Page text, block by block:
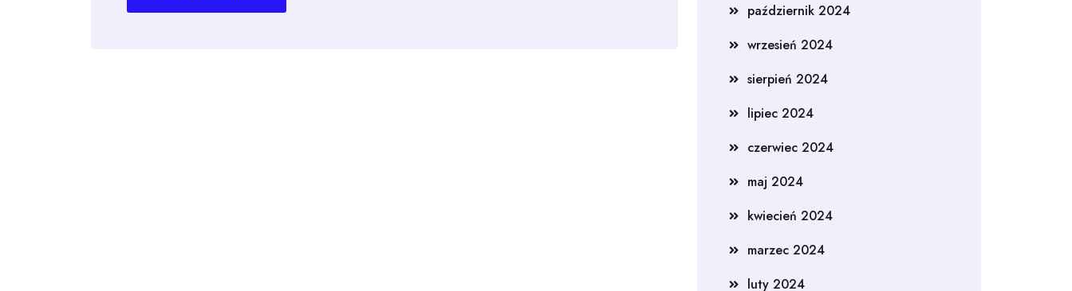
październik 2024
wrzesień 2024
sierpień 2024
lipiec 2024
czerwiec 2024
maj 2024
kwiecień 2024
marzec 2024
luty 2024